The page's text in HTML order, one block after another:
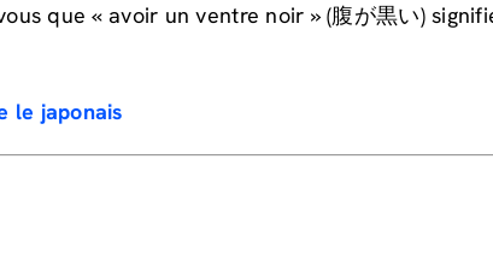
que « avoir un ventre noir » (腹が黒い)
le japonais